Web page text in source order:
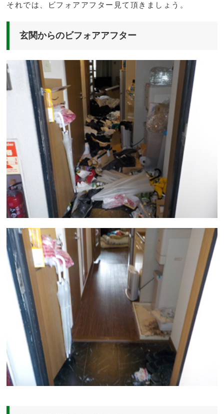
それでは、ビフォアアフター見て頂きましょう。
玄関からのビフォアアフター